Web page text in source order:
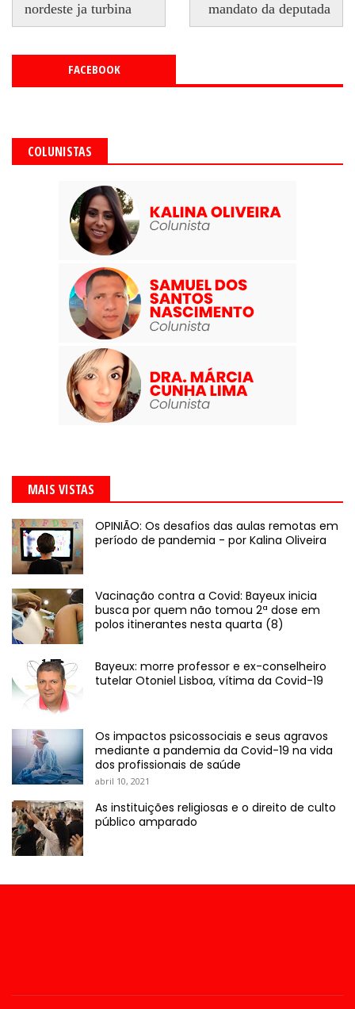
nordeste ja turbina
mandato da deputada
FACEBOOK
COLUNISTAS
MAIS VISTAS
OPINIÃO: Os desafios das aulas remotas em
período de pandemia - por Kalina Oliveira
Vacinação contra a Covid: Bayeux inicia
busca por quem não tomou 2ª dose em
polos itinerantes nesta quarta (8)
Bayeux: morre professor e ex-conselheiro
tutelar Otoniel Lisboa, vítima da Covid-19
Os impactos psicossociais e seus agravos
mediante a pandemia da Covid-19 na vida
dos profissionais de saúde
abril 10, 2021
As instituições religiosas e o direito de culto
público amparado